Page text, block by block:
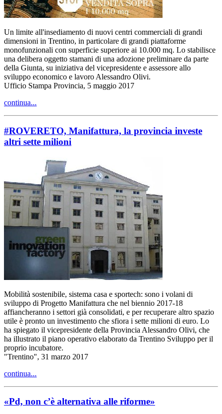
Un limite all'insediamento di nuovi centri commerciali di grandi
dimensioni in Trentino, in particolare di grandi piattaforme
monofunzionali con superficie superiore ai 10.000 mq. Lo stabilisce
una delibera oggetto stamani di una adozione preliminare da parte
della Giunta, su iniziativa del vicepresidente e assessore allo
sviluppo economico e lavoro Alessandro Olivi.
Ufficio Stampa Provincia, 5 maggio 2017
continua...
#ROVERETO, Manifattura, la provincia investe
altri sette milioni
Mobilità sostenibile, sistema casa e sportech: sono i volani di
sviluppo di Progetto Manifattura che nel biennio 2017-18
affiancheranno i settori già consolidati, e per recuperare altro spazio
utile è pronto un investimento che sfiora i sette milioni di euro. Lo
ha spiegato il vicepresidente della Provincia Alessandro Olivi, che
ha illustrato il piano operativo elaborato da Trentino Sviluppo per il
proprio incubatore.
"Trentino", 31 marzo 2017
continua...
«Pd, non c’è alternativa alle riforme»